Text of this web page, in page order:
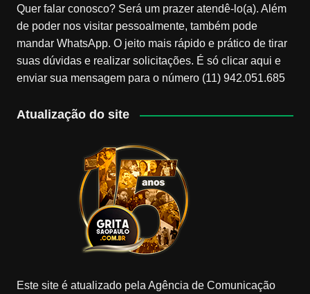
Quer falar conosco? Será um prazer atendê-lo(a). Além
de poder nos visitar pessoalmente, também pode
mandar WhatsApp. O jeito mais rápido e prático de tirar
suas dúvidas e realizar solicitações. É só clicar aqui e
enviar sua mensagem para o número (11) 942.051.685
Atualização do site
Este site é atualizado pela Agência de Comunicação